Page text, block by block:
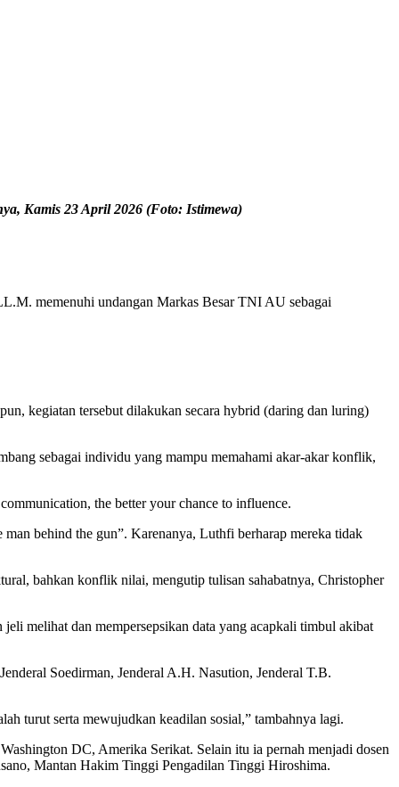
Kamis 23 April 2026 (Foto: Istimewa)
memenuhi undangan Markas Besar TNI AU sebagai
kegiatan tersebut dilakukan secara hybrid (daring dan luring)
sebagai individu yang mampu memahami akar-akar konflik,
the better your chance to influence.
behind the gun”. Karenanya, Luthfi berharap mereka tidak
bahkan konflik nilai, mengutip tulisan sahabatnya, Christopher
melihat dan mempersepsikan data yang acapkali timbul akibat
Soedirman, Jenderal A.H. Nasution, Jenderal T.B.
turut serta mewujudkan keadilan sosial,” tambahnya lagi.
DC, Amerika Serikat. Selain itu ia pernah menjadi dosen
Mantan Hakim Tinggi Pengadilan Tinggi Hiroshima.